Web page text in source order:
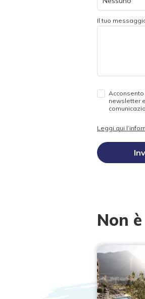
Il tuo
Acconsento
newsletter
Leggi qui
Non